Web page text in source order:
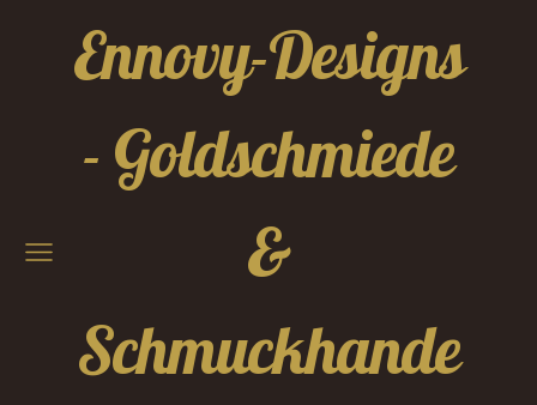
Ennovy-Designs
- Goldschmiede
&
Schmuckhande